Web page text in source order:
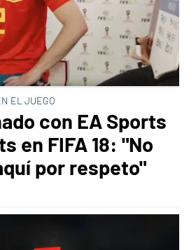
EL JUEGO
con EA Sports
en FIFA 18: "No
por respeto"